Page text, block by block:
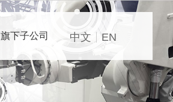
中文 EN
旗下子公司